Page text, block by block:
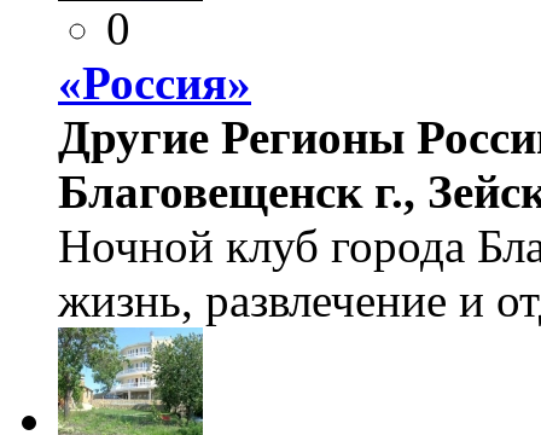
0
«Россия»
Другие Регионы
Благовещенск г.,
Ночной клуб города
жизнь, развлечение и